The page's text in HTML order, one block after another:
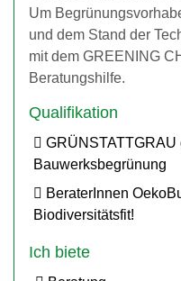
Um
und dem Stand der
mit dem GREENING
Beratungshilfe.
Qualifikation
GRÜNSTATTGRAU
Bauwerksbegrünung
BeraterInnen
Biodiversitätsfit!
Ich biete